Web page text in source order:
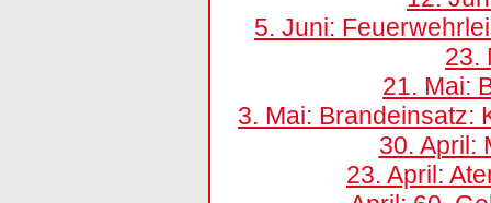
5. Juni:
23.
21. Mai:
3. Mai: Brandeinsatz:
30. April:
23. April: